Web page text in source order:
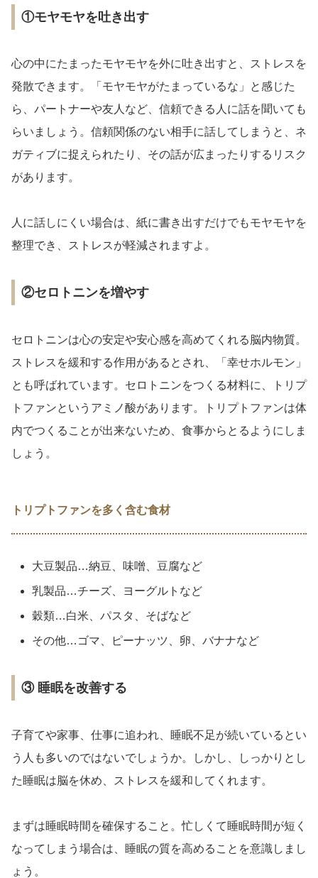
①モヤモヤを吐き出す
心の中にたまったモヤモヤを外に吐き出すと、ストレスを
発散できます。「モヤモヤがたまっているな」と感じた
ら、パートナーや友人など、信頼できる人に話を聞いても
らいましょう。信頼関係のない相手に話してしまうと、ネ
ガティブに捉えられたり、その話が広まったりするリスク
があります。
人に話しにくい場合は、紙に書き出すだけでもモヤモヤを
整理でき、ストレスが軽減されますよ。
②セロトニンを増やす
セロトニンは心の安定や安心感を高めてくれる脳内物質。
ストレスを緩和する作用があるとされ、「幸せホルモン」
とも呼ばれています。セロトニンをつくる材料に、トリプ
トファンというアミノ酸があります。トリプトファンは体
内でつくることが出来ないため、食事からとるようにしま
しょう。
トリプトファンを多く含む食材
大豆製品…納豆、味噌、豆腐など
乳製品…チーズ、ヨーグルトなど
穀類…白米、パスタ、そばなど
その他…ゴマ、ピーナッツ、卵、バナナなど
③ 睡眠を改善する
子育てや家事、仕事に追われ、睡眠不足が続いているとい
う人も多いのではないでしょうか。しかし、しっかりとし
た睡眠は脳を休め、ストレスを緩和してくれます。
まずは睡眠時間を確保すること。忙しくて睡眠時間が短く
なってしまう場合は、睡眠の質を高めることを意識しまし
ょう。